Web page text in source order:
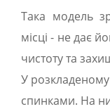
Така модель
місці - не дає
чистоту та
У розкладеному
спинками. На